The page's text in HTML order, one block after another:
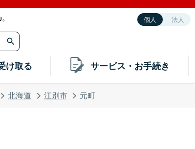
個人 法人
け取る サービス・お手続き
北海道 江別市 元町